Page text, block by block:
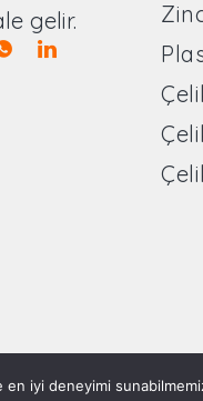
gelir.
en iyi deneyimi